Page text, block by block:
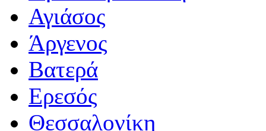
Αγιάσος
Άργενος
Βατερά
Ερεσός
Θεσσαλονίκη